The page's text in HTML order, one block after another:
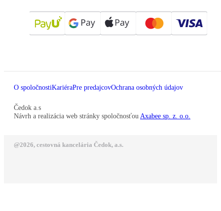
O spoločnostiKariéraPre predajcovOchrana osobných údajov
Čedok a.s
Návrh a realizácia web stránky spoločnosťou Axabee sp. z. o.o.
@2026, cestovná kancelária Čedok, a.s.